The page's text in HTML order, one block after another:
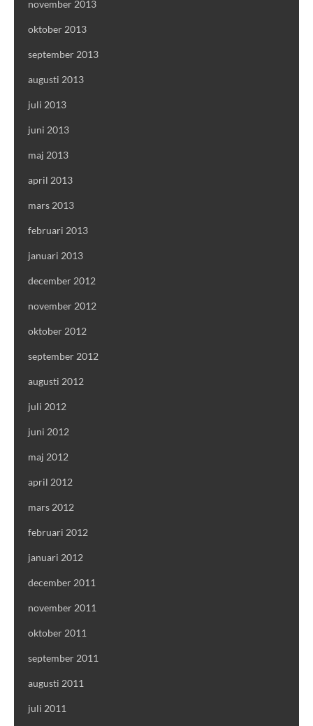
november 2013
oktober 2013
september 2013
augusti 2013
juli 2013
juni 2013
maj 2013
april 2013
mars 2013
februari 2013
januari 2013
december 2012
november 2012
oktober 2012
september 2012
augusti 2012
juli 2012
juni 2012
maj 2012
april 2012
mars 2012
februari 2012
januari 2012
december 2011
november 2011
oktober 2011
september 2011
augusti 2011
juli 2011